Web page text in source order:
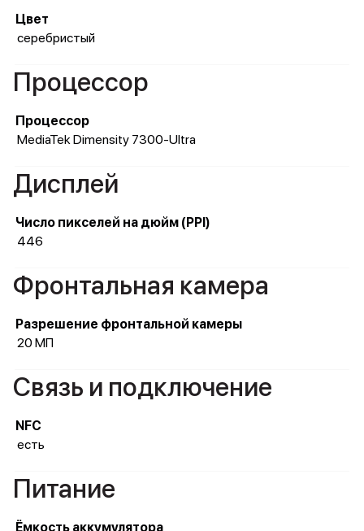
Цвет
серебристый
Процессор
Процессор
MediaTek Dimensity 7300-Ultra
Дисплей
Число пикселей на дюйм (PPI)
446
Фронтальная камера
Разрешение фронтальной камеры
20 МП
Связь и подключение
NFC
есть
Питание
Ёмкость аккумулятора